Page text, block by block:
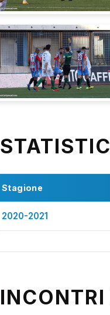
Stagione
2020-2021